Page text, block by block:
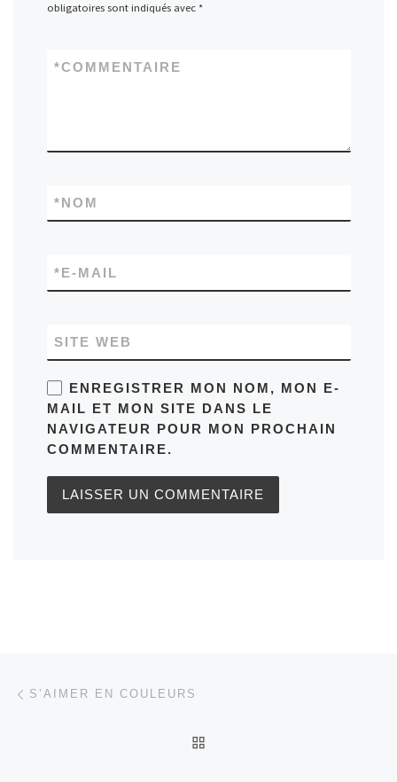
obligatoires sont indiqués avec *
COMMENTAIRE
*
NOM
*
E-MAIL
*
SITE WEB
ENREGISTRER MON NOM, MON E-
MAIL ET MON SITE DANS LE
NAVIGATEUR POUR MON PROCHAIN
COMMENTAIRE.
Parcourir les articles
S’AIMER EN COULEURS